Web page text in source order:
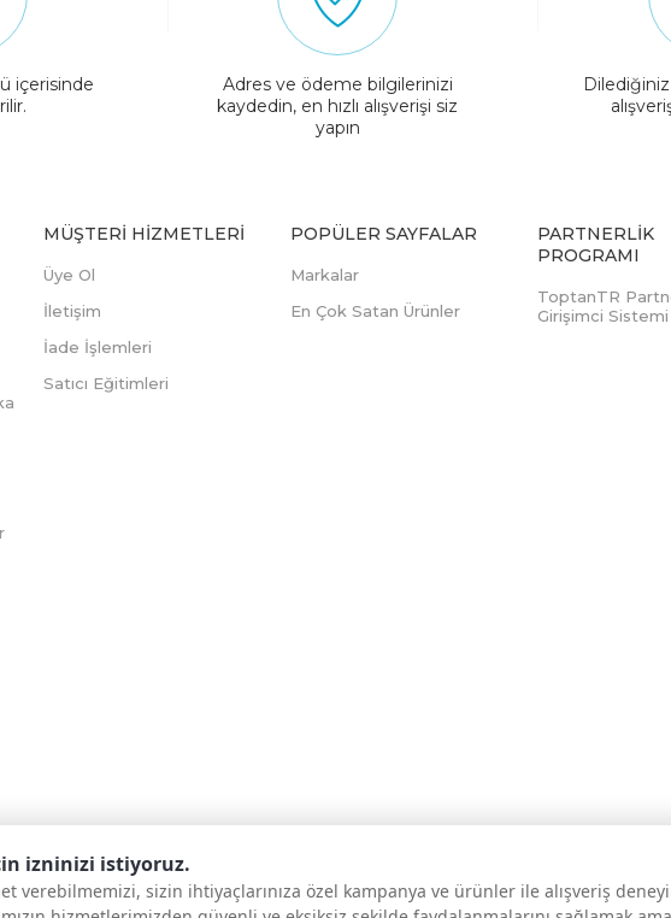
izninizi istiyoruz.
verebilmemizi, sizin ihtiyaçlarınıza özel kampanya ve ürünler ile alışveriş
içerisinde
Adres ve ödeme bilgilerinizi
kaydedin, en hızlı alışverişi siz
yapın
MÜŞTERI HIZMETLERI
Üye Ol
İletişim
İade İşlemleri
Satıcı Eğitimleri
POPÜLER SAYFALAR
Markalar
En Çok Satan Ürünler
PARTNERLIK
PROGRAMI
ToptanTR
Girişimci Sistemi